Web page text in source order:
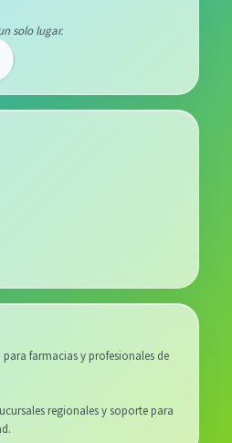
solo lugar.
farmacias y profesionales de
regionales y soporte para